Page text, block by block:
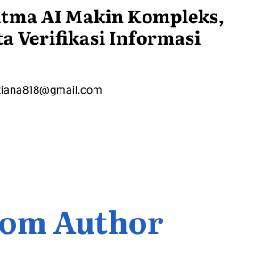
AI Makin Kompleks,
Verifikasi Informasi
Author